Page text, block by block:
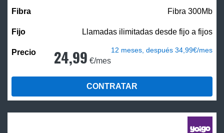
Fibra 300Mb
Llamadas ilimitadas desde fijo a fijos
24,99 €/mes
12 meses, después 34,99€/mes
CONTRATAR